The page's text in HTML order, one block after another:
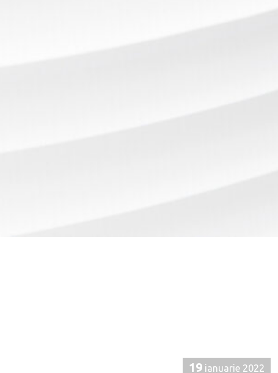
19 ianuarie 2022